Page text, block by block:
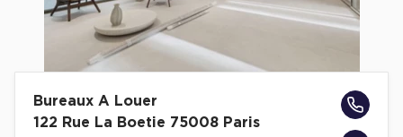
Bureaux A Louer
122 Rue La Boetie 75008 Paris